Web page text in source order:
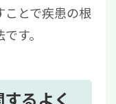
ことで疾患の根
す。
るよく